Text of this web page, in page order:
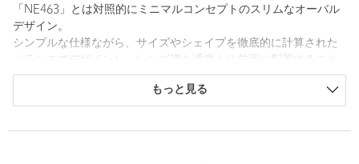
「NE463」とは対照的にミニマルコンセプトのスリムなオーバル
デザイン。
シンプルな仕様ながら、サイズやシェイプを徹底的に計算された
で、フロント・サイドビューがフラットになりミニマルを追求し
もっと見る